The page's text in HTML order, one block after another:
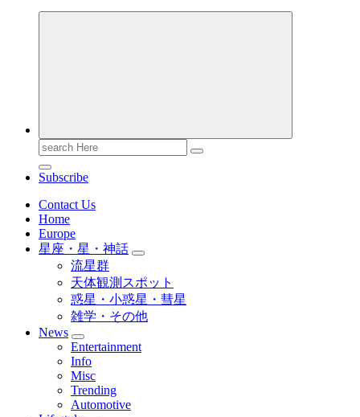
Search
for:
Subscribe
Contact Us
Home
Europe
星座・星・神話
流星群
天体観測スポット
惑星・小惑星・彗星
雑学・その他
News
Entertainment
Info
Misc
Trending
Automotive